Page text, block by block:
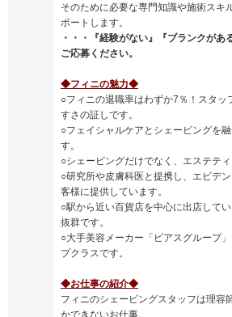
そのために必要な専門知識や施術スキ
ポートします。
・・・『経験がない』『ブランクがあ
ご応募ください。
◆フィニの魅力◆
○フィニの退職率はわずか7％！スタッ
すさの証しです。
○フェイシャルケアとシェービングを
す。
○シェービングだけでなく、エステテ
○研究所や皮膚科医と提携し、エビデ
客様に提供しています。
○駅から近い百貨店を中心に出店して
抜群です。
○大手美容メーカー「ピアスグループ
プクラスです。
◆お仕事の紹介◆
フィニのシェービングスタッフは理容
かできないお仕事。